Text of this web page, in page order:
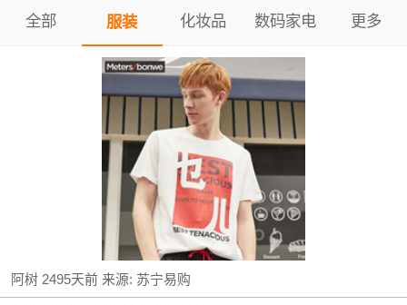
全部 服装 化妆品 数码家电 更多
阿树 2495天前来源: 苏宁易购